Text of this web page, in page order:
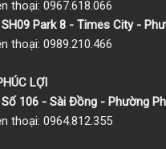
thoại: 0967.618.066
Park 8 - Times City -
thoại: 0989.210.466
LỢI
106 - Sài Đồng - Phường
thoại: 0964.812.355